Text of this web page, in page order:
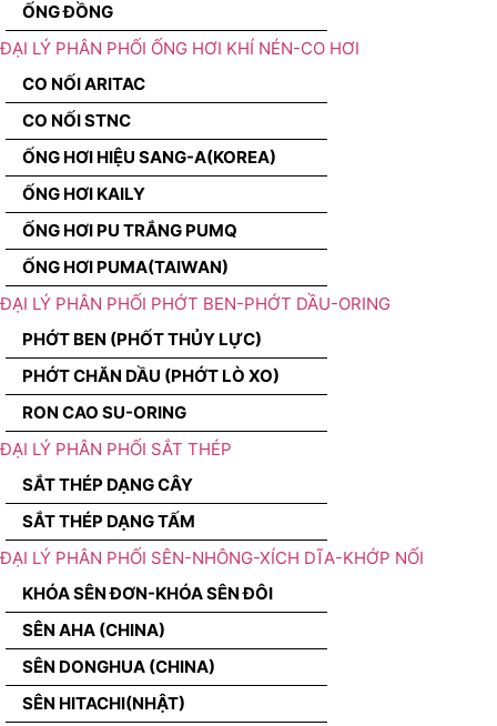
ỐNG ĐỒNG
ĐẠI LÝ PHÂN PHỐI ỐNG HƠI KHÍ NÉN-CO HƠI
CO NỐI ARITAC
CO NỐI STNC
ỐNG HƠI HIỆU SANG-A(KOREA)
ỐNG HƠI KAILY
ỐNG HƠI PU TRẮNG PUMQ
ỐNG HƠI PUMA(TAIWAN)
ĐẠI LÝ PHÂN PHỐI PHỚT BEN-PHỚT DẦU-ORING
PHỚT BEN (PHỐT THỦY LỰC)
PHỚT CHĂN DẦU (PHỚT LÒ XO)
RON CAO SU-ORING
ĐẠI LÝ PHÂN PHỐI SẮT THÉP
SẮT THÉP DẠNG CÂY
SẮT THÉP DẠNG TẤM
ĐẠI LÝ PHÂN PHỐI SÊN-NHÔNG-XÍCH DĨA-KHỚP NỐI
KHÓA SÊN ĐƠN-KHÓA SÊN ĐÔI
SÊN AHA (CHINA)
SÊN DONGHUA (CHINA)
SÊN HITACHI(NHẬT)